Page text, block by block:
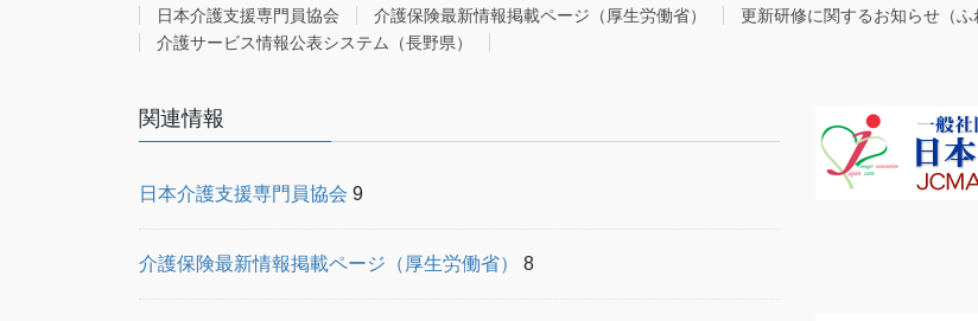
日本介護支援専門員協会 介護保険最新情報掲載ページ（厚生労働省） 更新研修に関するお知らせ（ふ
介護サービス情報公表システム（長野県）
関連情報
日本介護支援専門員協会 9
介護保険最新情報掲載ページ（厚生労働省） 8